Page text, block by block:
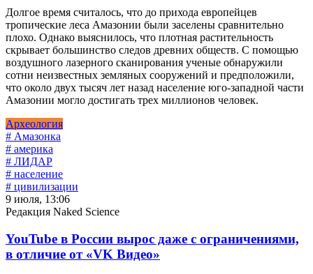
Долгое время считалось, что до прихода европейцев
тропические леса Амазонии были заселены сравнительно
плохо. Однако выяснилось, что плотная растительность
скрывает большинство следов древних обществ. С помощью
воздушного лазерного сканирования ученые обнаружили
сотни неизвестных земляных сооружений и предположили,
что около двух тысяч лет назад население юго-западной части
Амазонии могло достигать трех миллионов человек.
Археология
# Амазонка
# америка
# ЛИДАР
# население
# цивилизации
9 июля, 13:06
Редакция Naked Science
YouTube в России вырос даже с ограничениями,
в отличие от «VK Видео»